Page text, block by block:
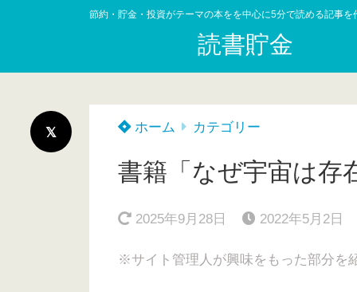
節約・貯金・投資がテーマの本をを中心に5分で読める記事を
読書貯金
ホーム カテゴリー
書籍「なぜ宇宙は存
2025年9月28日 2022年5月2日
※サイト管理人が興味をもった部分を